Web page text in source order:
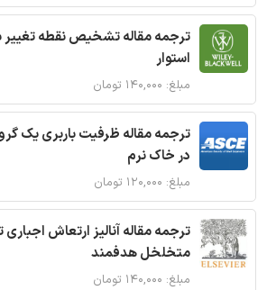
ترجمه مقاله تشخیص نقطه تغییر
استوار
مبلغ: ۱۴۰,۰۰۰ تومان
ترجمه مقاله ظرفیت باربری یک
در خاک نرم
مبلغ: ۱۲۰,۰۰۰ تومان
ترجمه مقاله آنالیز ارتعاش
متخلخل هدفمند
مبلغ: ۱۴۰,۰۰۰ تومان